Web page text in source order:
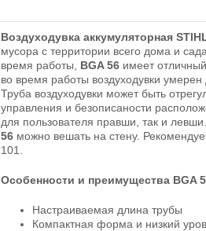
Воздуходувка аккумуляторная
мусора с территории всего дома и
время работы, BGA 56 имеет
во время работы воздуходувки
Труба воздуходувки может быть
управления и безописаности
для пользователя правши, так и
56 можно вешать на стену.
101.
Особенности и преимущества BGA
Настраиваемая длина трубы
Компактная форма и низкий